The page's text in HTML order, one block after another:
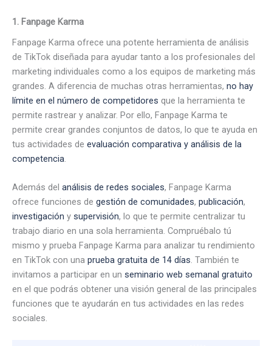
1. Fanpage Karma
Fanpage Karma ofrece una potente herramienta de análisis
de TikTok diseñada para ayudar tanto a los profesionales del
marketing individuales como a los equipos de marketing más
grandes. A diferencia de muchas otras herramientas, no hay
límite en el número de competidores que la herramienta te
permite rastrear y analizar. Por ello, Fanpage Karma te
permite crear grandes conjuntos de datos, lo que te ayuda en
tus actividades de evaluación comparativa y análisis de la
competencia.
Además del análisis de redes sociales, Fanpage Karma
ofrece funciones de gestión de comunidades, publicación,
investigación y supervisión, lo que te permite centralizar tu
trabajo diario en una sola herramienta. Compruébalo tú
mismo y prueba Fanpage Karma para analizar tu rendimiento
en TikTok con una prueba gratuita de 14 días. También te
invitamos a participar en un seminario web semanal gratuito
en el que podrás obtener una visión general de las principales
funciones que te ayudarán en tus actividades en las redes
sociales.